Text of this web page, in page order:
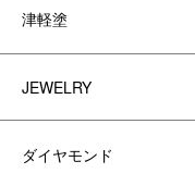
津軽塗
JEWELRY
ダイヤモンド